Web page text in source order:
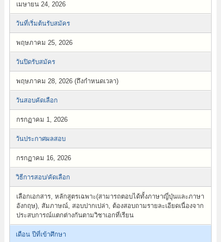
เมษายน 24, 2026
วันที่เริ่มต้นรับสมัคร
พฤษภาคม 25, 2026
วันปิดรับสมัคร
พฤษภาคม 28, 2026 (ถึงกำหนดเวลา)
วันสอบคัดเลือก
กรกฏาคม 1, 2026
วันประกาศผลสอบ
กรกฏาคม 16, 2026
วิธีการสอบ/คัดเลือก
เลือกเอกสาร, หลักสูตรเฉพาะ(สามารถตอบได้ทั้งภาษาญี่ปุ่นและภาษา
อังกฤษ), สัมภาษณ์, สอบปากเปล่า, ต้องสอบถามรายละเอียดเนื่องจาก
ประสบการณ์แตกต่างกันตามวิชาเอกที่เรียน
เดือน ปีที่เข้าศึกษา